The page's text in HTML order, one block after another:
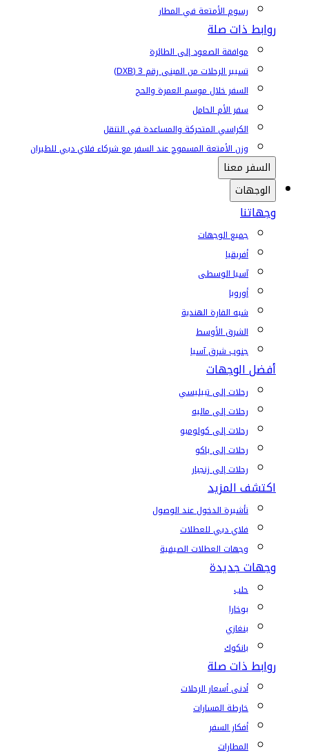
رسوم الأمتعة في المطار
روابط ذات صلة
موافقة الصعود إلى الطائرة
تسيير الرحلات من المبنى رقم 3 (DXB)
السفر خلال موسم العمرة والحج
سفر الأم الحامل
الكراسي المتحركة والمساعدة في التنقل
وزن الأمتعة المسموح عند السفر مع شركاء فلاي دبي للطيران
السفر معنا
الوجهات
وجهاتنا
جميع الوجهات
أفريقيا
آسيا الوسطى
أوروبا
شبه القارة الهندية
الشرق الأوسط
جنوب شرق آسيا
أفضل الوجهات
رحلات إلى تبيليسي
رحلات إلى ماليه
رحلات إلى كولومبو
رحلات إلى باكو
رحلات إلى زنجبار
اكتشف المزيد
تأشيرة الدخول عند الوصول
فلاي دبي للعطلات
وجهات العطلات الصيفية
وجهات جديدة
حلب
بوخارا
بنغازي
بانكوك
روابط ذات صلة
أدنى أسعار الرحلات
خارطة المسارات
أفكار السفر
المطارات